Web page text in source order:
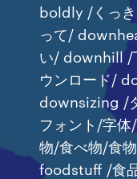
boldly /くっ
って/
い/ downhill /
ウンロード/
downsizing /
フォント/字
物/食べ物/食
foodstuff /食